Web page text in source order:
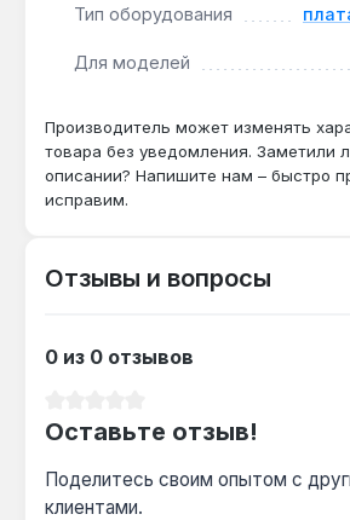
Производство — Италия. Гарантия
Подходит ли плата для
24 кВт?
Да — модель предназначена
T2, включая версии 24 кВт, и
Плата выводит коды
дополнительного оборудования.
Тип оборудования
Для моделей
Производитель может изменять
товара без уведомления. Заметили
описании? Напишите нам – быстро
исправим.
Отзывы и вопросы
0 из 0 отзывов
Оставьте отзыв!
Поделитесь своим опытом с
клиентами.